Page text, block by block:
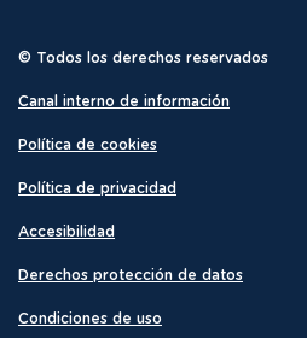
© Todos los derechos reservados
Canal interno de información
Política de cookies
Política de privacidad
Accesibilidad
Derechos protección de datos
Condiciones de uso